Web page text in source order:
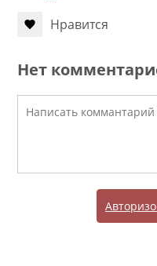
Нравится
Нет